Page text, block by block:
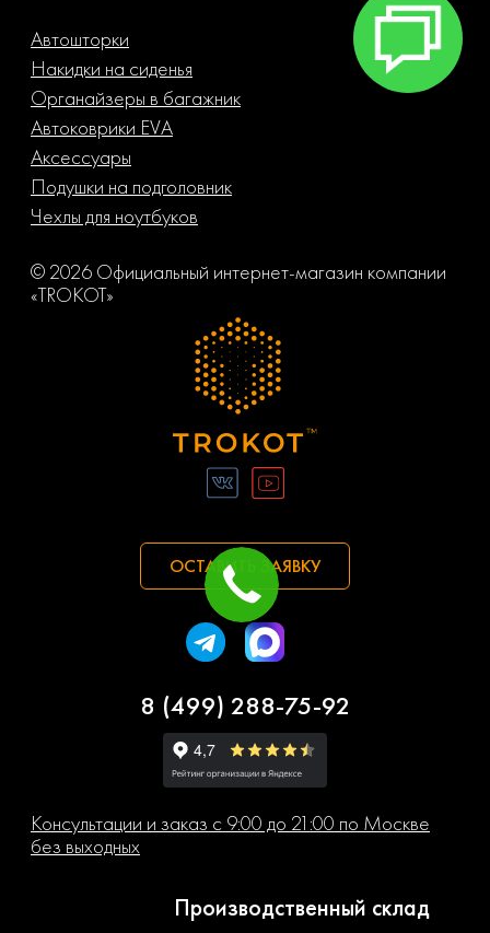
Автошторки
Накидки на сиденья
Органайзеры в багажник
Автоковрики EVA
Аксессуары
Подушки на подголовник
Чехлы для ноутбуков
© 2026 Официальный интернет-магазин компании
«TROKOT»
ОСТАВИТЬ ЗАЯВКУ
8 (499) 288-75-92
Консультации и заказ с 9:00 до 21:00 по Москве
без выходных
Производственный склад